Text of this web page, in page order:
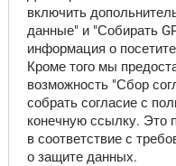
включить
данные" и "Собирать
информация о
Кроме того мы
возможность "Сбор
собрать согласие с
конечную ссылку. Это
в соответствие с
о защите данных.